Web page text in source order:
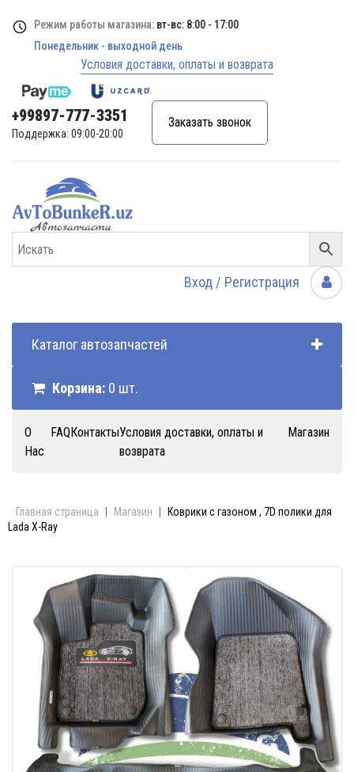
Режим работы магазина: вт-вс: 8:00 - 17:00
Понедельник - выходной день
Условия доставки, оплаты и возврата
+99897-777-3351
Поддержка: 09:00-20:00
Заказать звонок
Вход / Регистрация
Каталог автозапчастей
Корзина: 0 шт.
О
Нас
FAQКонтактыУсловия доставки, оплаты и
возврата
Магазин
Главная страница Магазин
Коврики с газоном , 7D полики для
Lada X-Ray